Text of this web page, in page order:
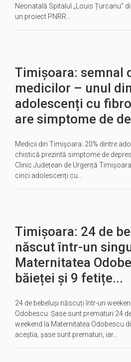
Neonatală Spitalul „Louis Țurcanu”
un proiect PNRR…
Timișoara: semnal
medicilor – unul
adolescenți cu
are simptome de
Medicii din Timișoara: 20% dintre
chistică prezintă simptome de
Clinic Județean de Urgență
cinci adolescenți cu…
Timișoara: 24 de
născut într-un
Maternitatea
băieței și 9 fetițe...
24 de bebeluși născuți într-un
Odobescu. Șase sunt prematuri 24
weekend la Maternitatea Odobescu
aceștia, șase sunt prematuri, iar…